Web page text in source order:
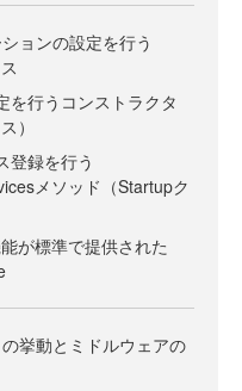
ョンの設定を行う
を行うコンストラクタ
）
登録を行う
メソッド（Startupク
が標準で提供された
挙動とミドルウェアの